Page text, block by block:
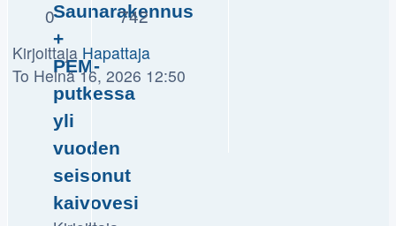
Saunarakennus
+
PEM-
putkessa
yli
vuoden
seisonut
kaivovesi
0 742
Kirjoittaja Hapattaja
To Heinä 16, 2026 12:50